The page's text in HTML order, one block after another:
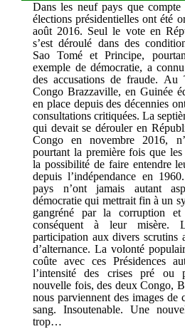
Dans les neuf pays que
élections présidentielles ont été
août 2016. Seul le vote en
s’est déroulé dans des
Sao Tomé et Principe,
exemple de démocratie, a
des accusations de fraude. Au
Congo Brazzaville, en Guinée
en place depuis des décennies
consultations critiquées. La
qui devait se dérouler en
Congo en novembre 2016,
pourtant la première fois que
la possibilité de faire entendre
depuis l’indépendance en
pays n’ont jamais autant
démocratie qui mettrait fin à un
gangréné par la corruption
conséquent à leur misère.
participation aux divers scrutins
d’alternance. La volonté
coûte avec ces Présidences
l’intensité des crises pré ou
nouvelle fois, des deux Congo,
nous parviennent des images de
sang. Insoutenable. Une
trop…